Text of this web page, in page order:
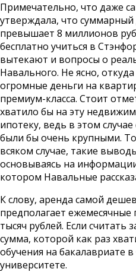
Примечательно, что даже
утверждала, что
превышает 8 миллионов
бесплатно учиться в
вытекают и вопросы о
Навального. Не ясно,
огромные деньги на
премиум-класса. Стоит
хватило бы на эту
ипотеку, ведь в этом
были бы очень крупными.
всяком случае, такие
основываясь на
котором Навальные
К слову, аренда самой
предполагает ежемесячные
тысяч рублей. Если считать
сумма, которой как раз
обучения на бакалавриате
университете.